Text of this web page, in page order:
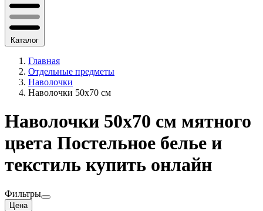
Каталог
Главная
Отдельные предметы
Наволочки
Наволочки 50х70 см
Наволочки 50х70 см мятного
цвета Постельное белье и
текстиль купить онлайн
Фильтры
Цена